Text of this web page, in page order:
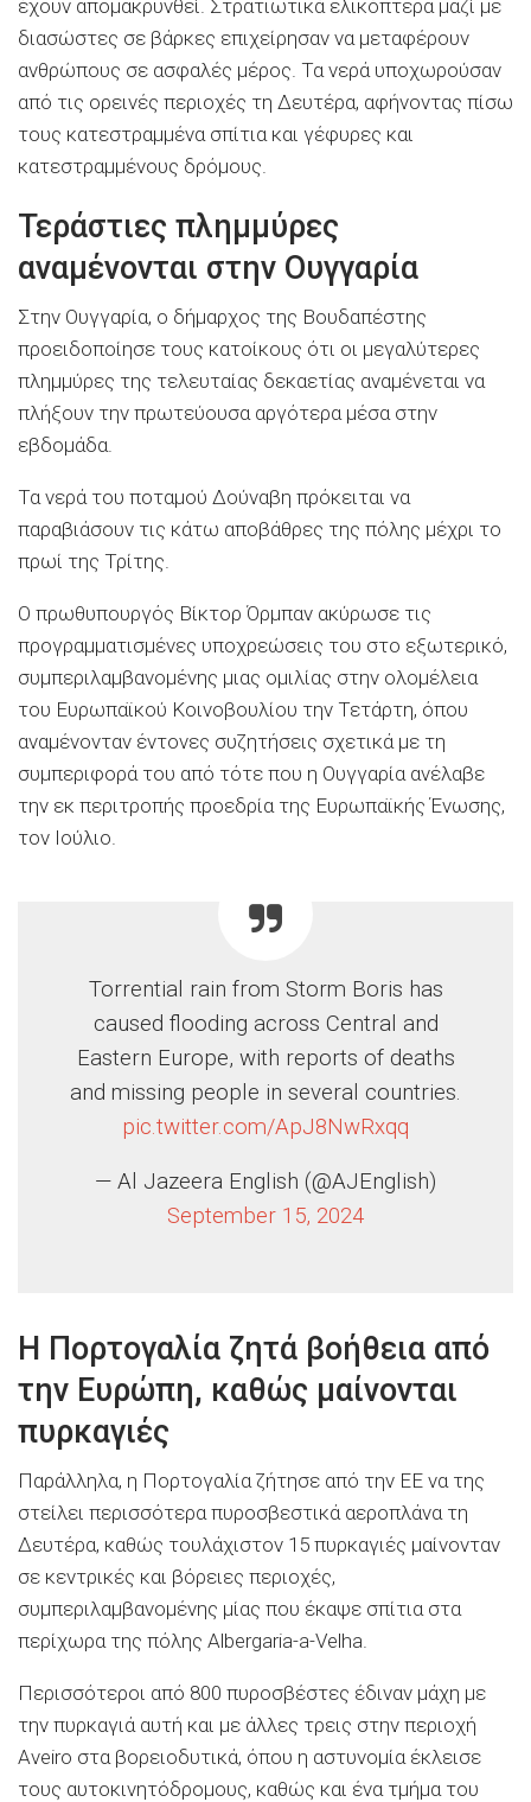
έχουν απομακρυνθεί. Στρατιωτικά ελικόπτερα μαζί με
διασώστες σε βάρκες επιχείρησαν να μεταφέρουν
ανθρώπους σε ασφαλές μέρος. Τα νερά υποχωρούσαν
από τις ορεινές περιοχές τη Δευτέρα, αφήνοντας πίσω
τους κατεστραμμένα σπίτια και γέφυρες και
κατεστραμμένους δρόμους.
Τεράστιες πλημμύρες
αναμένονται στην Ουγγαρία
Στην Ουγγαρία, ο δήμαρχος της Βουδαπέστης
προειδοποίησε τους κατοίκους ότι οι μεγαλύτερες
πλημμύρες της τελευταίας δεκαετίας αναμένεται να
πλήξουν την πρωτεύουσα αργότερα μέσα στην
εβδομάδα.
Τα νερά του ποταμού Δούναβη πρόκειται να
παραβιάσουν τις κάτω αποβάθρες της πόλης μέχρι το
πρωί της Τρίτης.
Ο πρωθυπουργός Βίκτορ Όρμπαν ακύρωσε τις
προγραμματισμένες υποχρεώσεις του στο εξωτερικό,
συμπεριλαμβανομένης μιας ομιλίας στην ολομέλεια
του Ευρωπαϊκού Κοινοβουλίου την Τετάρτη, όπου
αναμένονταν έντονες συζητήσεις σχετικά με τη
συμπεριφορά του από τότε που η Ουγγαρία ανέλαβε
την εκ περιτροπής προεδρία της Ευρωπαϊκής Ένωσης,
τον Ιούλιο.
Torrential rain from Storm Boris has
caused flooding across Central and
Eastern Europe, with reports of deaths
and missing people in several countries.
pic.twitter.com/ApJ8NwRxqq
— Al Jazeera English (@AJEnglish)
September 15, 2024
Η Πορτογαλία ζητά βοήθεια από
την Ευρώπη, καθώς μαίνονται
πυρκαγιές
Παράλληλα, η Πορτογαλία ζήτησε από την ΕΕ να της
στείλει περισσότερα πυροσβεστικά αεροπλάνα τη
Δευτέρα, καθώς τουλάχιστον 15 πυρκαγιές μαίνονταν
σε κεντρικές και βόρειες περιοχές,
συμπεριλαμβανομένης μίας που έκαψε σπίτια στα
περίχωρα της πόλης Albergaria-a-Velha.
Περισσότεροι από 800 πυροσβέστες έδιναν μάχη με
την πυρκαγιά αυτή και με άλλες τρεις στην περιοχή
Aveiro στα βορειοδυτικά, όπου η αστυνομία έκλεισε
τους αυτοκινητόδρομους, καθώς και ένα τμήμα του